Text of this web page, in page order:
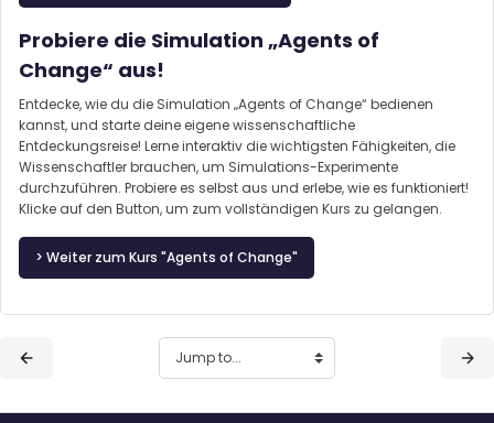
Probiere die Simulation „Agents of
Change“ aus!
Entdecke, wie du die Simulation „Agents of Change“ bedienen
kannst, und starte deine eigene wissenschaftliche
Entdeckungsreise! Lerne interaktiv die wichtigsten Fähigkeiten, die
Wissenschaftler brauchen, um Simulations-Experimente
durchzuführen. Probiere es selbst aus und erlebe, wie es funktioniert!
Klicke auf den Button, um zum vollständigen Kurs zu gelangen.
> Weiter zum Kurs "Agents of Change"